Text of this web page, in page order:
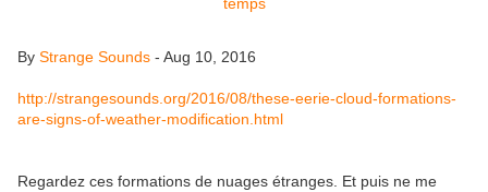
By Strange Sounds - Aug 10, 2016
http://strangesounds.org/2016/08/these-eerie-cloud-formations-
are-signs-of-weather-modification.html
Regardez ces formations de nuages étranges. Et puis ne me